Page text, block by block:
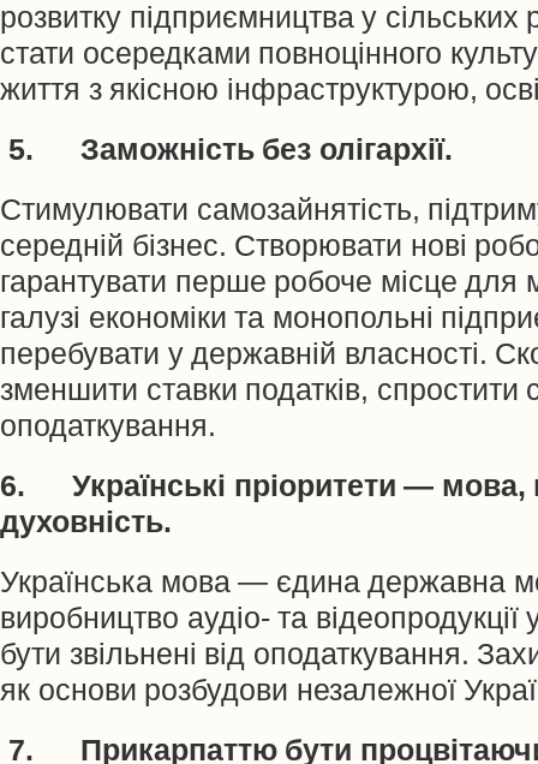
розвитку підприємництва у
стати осередками повноцінного
життя з якісною інфраструктурою,
5. Заможність без олігархії.
Стимулювати самозайнятість,
середній бізнес. Створювати нові
гарантувати перше робоче місце для
галузі економіки та монопольні
перебувати у державній власності.
зменшити ставки податків, спростити
оподаткування.
6. Українські пріоритети — мова,
духовність.
Українська мова — єдина державна
виробництво аудіо- та
бути звільнені від оподаткування.
як основи розбудови незалежної
7. Прикарпаттю бути